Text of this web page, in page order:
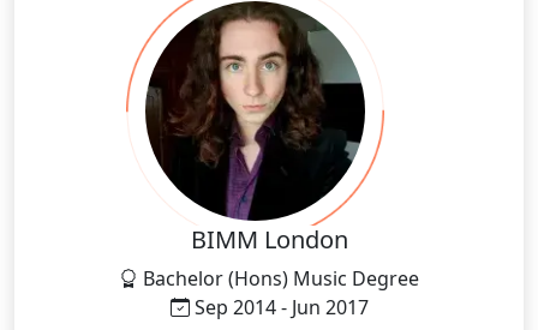
BIMM London
Bachelor (Hons) Music Degree
Sep 2014 - Jun 2017